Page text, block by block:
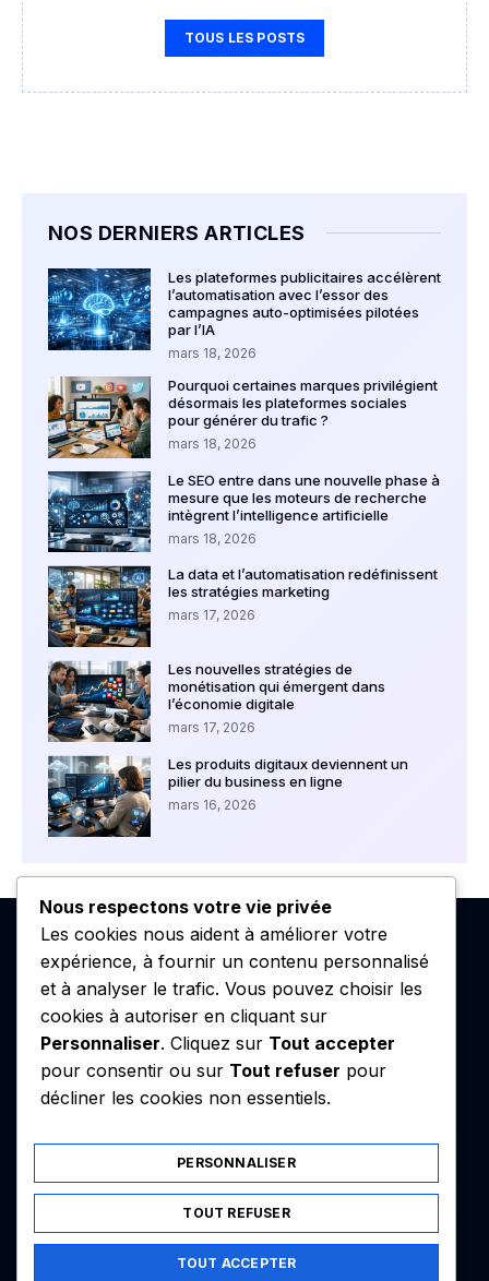
TOUS LES POSTS
NOS DERNIERS ARTICLES
Les plateformes publicitaires accélèrent
l’automatisation avec l’essor des
campagnes auto-optimisées pilotées
par l’IA
mars 18, 2026
Pourquoi certaines marques privilégient
désormais les plateformes sociales
pour générer du trafic ?
mars 18, 2026
Le SEO entre dans une nouvelle phase à
mesure que les moteurs de recherche
intègrent l’intelligence artificielle
mars 18, 2026
La data et l’automatisation redéfinissent
les stratégies marketing
mars 17, 2026
Les nouvelles stratégies de
monétisation qui émergent dans
l’économie digitale
mars 17, 2026
Les produits digitaux deviennent un
pilier du business en ligne
mars 16, 2026
Mentions Légales
Nous respectons votre vie privée
Les cookies nous aident à améliorer votre
expérience, à fournir un contenu personnalisé
et à analyser le trafic. Vous pouvez choisir les
cookies à autoriser en cliquant sur
Personnaliser. Cliquez sur Tout accepter
pour consentir ou sur Tout refuser pour
décliner les cookies non essentiels.
PERSONNALISER
TOUT REFUSER
TOUT ACCEPTER